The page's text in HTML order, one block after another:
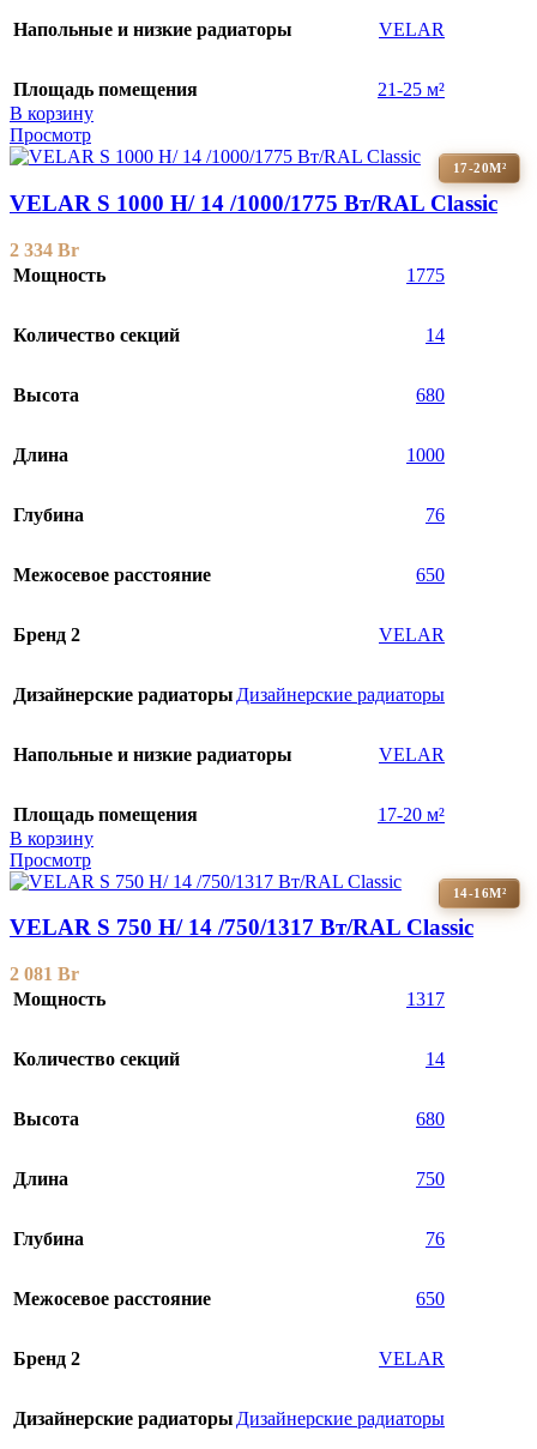
Напольные и низкие радиаторы VELAR
Площадь помещения
21-25 м²
В корзину
Просмотр
17-20М²
VELAR S 1000 H/ 14 /1000/1775 Вт/RAL Classic
2 334 Br
Мощность
1775
Количество секций 14
Высота 680
Длина 1000
Глубина 76
Межосевое расстояние 650
Бренд 2 VELAR
Дизайнерские радиаторы Дизайнерские радиаторы
Напольные и низкие радиаторы VELAR
Площадь помещения
17-20 м²
В корзину
Просмотр
14-16М²
VELAR S 750 H/ 14 /750/1317 Вт/RAL Classic
2 081 Br
Мощность
1317
Количество секций 14
Высота 680
Длина 750
Глубина 76
Межосевое расстояние 650
Бренд 2 VELAR
Дизайнерские радиаторы Дизайнерские радиаторы